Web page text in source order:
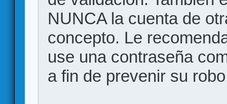
NUNCA la cuenta de
concepto. Le
use una contraseña
a fin de prevenir su